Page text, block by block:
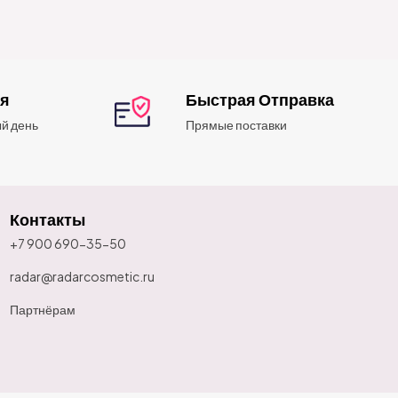
день
Быстрая Отправка
Прямые поставки
Контакты
+7 900 690-35-50
radar@radarcosmetic.ru
Партнёрам